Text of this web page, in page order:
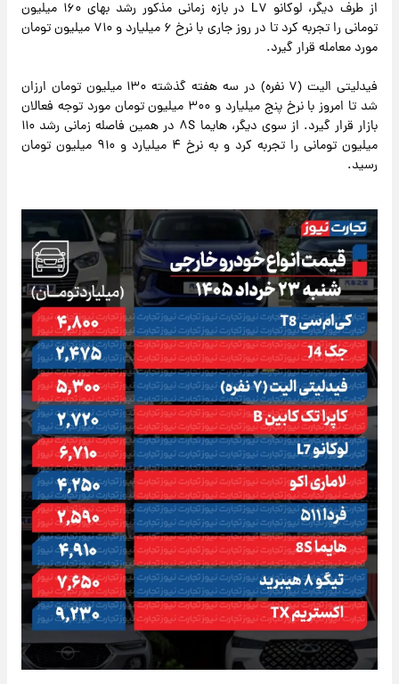
از طرف دیگر، لوکانو L۷ در بازه زمانی مذکور رشد بهای ۱۶۰ میلیون
تومانی را تجربه کرد تا در روز جاری با نرخ ۶ میلیارد و ۷۱۰ میلیون تومان
مورد معامله قرار گیرد.
فیدلیتی الیت (۷ نفره) در سه هفته گذشته ۱۳۰ میلیون تومان ارزان
شد تا امروز با نرخ پنج میلیارد و ۳۰۰ میلیون تومان مورد توجه فعالان
بازار قرار گیرد. از سوی دیگر، هایما ۸S در همین فاصله زمانی رشد ۱۱۰
میلیون تومانی را تجربه کرد و به نرخ ۴ میلیارد و ۹۱۰ میلیون تومان
رسید.